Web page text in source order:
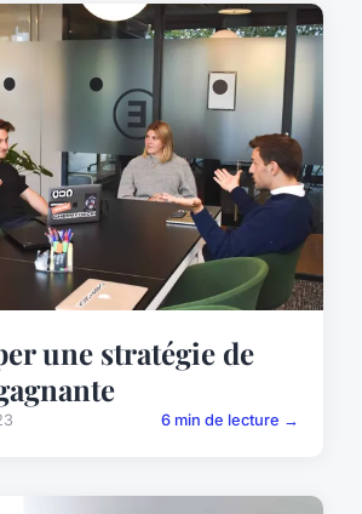
une stratégie de
6 min de lecture →